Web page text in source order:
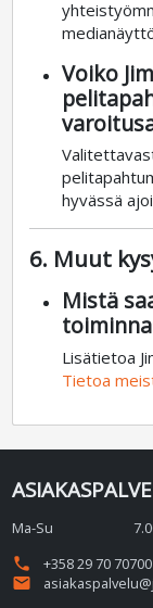
Voiko
hyvässä
6. Muut
Mistä
Lisätietoa
Tietoa
Ma-Su
phone
+358 29 70 70700
email